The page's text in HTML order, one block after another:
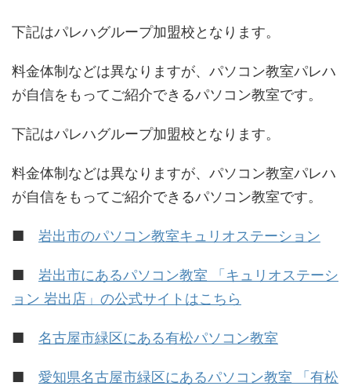
下記はパレハグループ加盟校となります。
料金体制などは異なりますが、パソコン教室パレハ
が自信をもってご紹介できるパソコン教室です。
下記はパレハグループ加盟校となります。
料金体制などは異なりますが、パソコン教室パレハ
が自信をもってご紹介できるパソコン教室です。
■ 岩出市のパソコン教室キュリオステーション
■ 岩出市にあるパソコン教室 「キュリオステーシ
ョン 岩出店」の公式サイトはこちら
■ 名古屋市緑区にある有松パソコン教室
■ 愛知県名古屋市緑区にあるパソコン教室 「有松